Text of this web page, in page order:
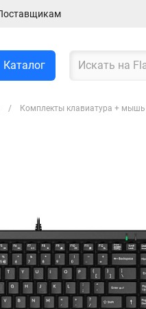
Каталог
Комплекты клавиатура + мышь